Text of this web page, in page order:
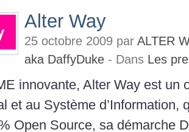
Alter Way
25 octobre 2009 par ALTER
aka DaffyDuke - Dans Les
innovante, Alter Way est un
et au Système d’Information,
Open Source, sa démarche